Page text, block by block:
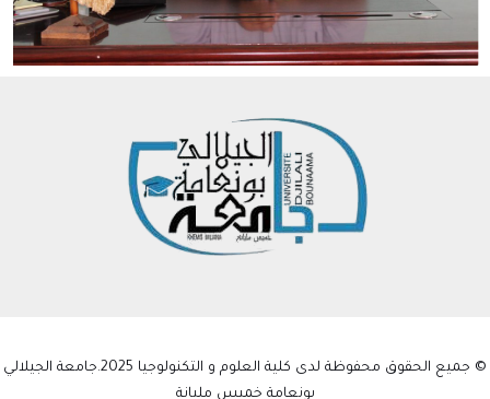
© جميع الحقوق محفوظة لدى كلية العلوم و التكنولوجيا 2025.جامعة الجيلالي
بونعامة خميس مليانة